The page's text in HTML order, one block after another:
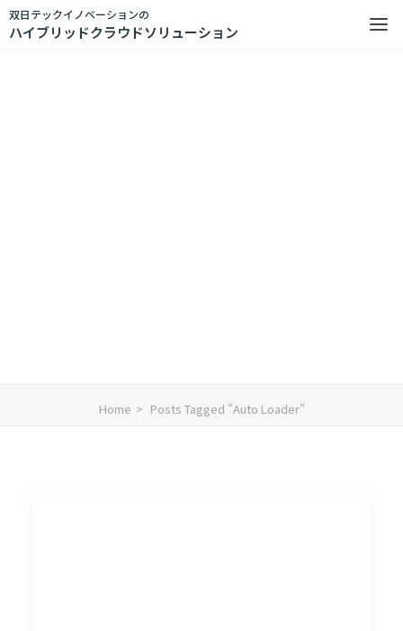
双日テックイノベーションの
ハイブリッドクラウドソリューション
Home Posts Tagged "Auto Loader"